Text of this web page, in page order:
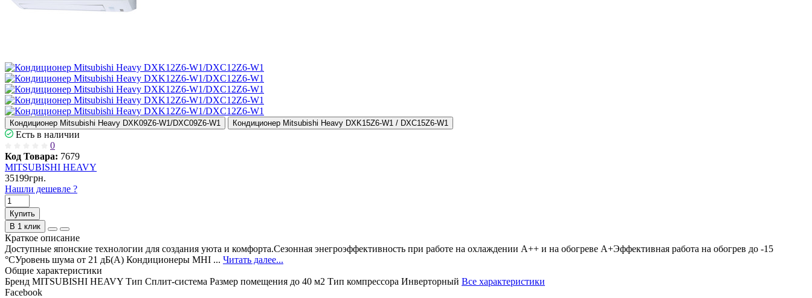
Кондиционер Mitsubishi Heavy DXK09Z6-W1/DXC09Z6-W1 Кондиционер Mitsubishi Heavy DXK15Z6-W1 / DXC15Z6-W1
Есть в наличии
0
Код Товара: 7679
MITSUBISHI HEAVY
35199грн.
Нашли дешевле ?
Купить
В 1 клик
Краткое описание
Доступные японские технологии для создания уюта и комфорта.Сезонная энегроэффективность при работе на охлаждении А++ и на обогреве А+Эффективная работа на обогрев до -15
°СУровень шума от 21 дБ(А) Кондиционеры MHI ... Читать далее...
Общие характеристики
Бренд MITSUBISHI HEAVY Тип Сплит-система Размер помещения до 40 м2 Тип компрессора Инверторный Все характеристики
Facebook